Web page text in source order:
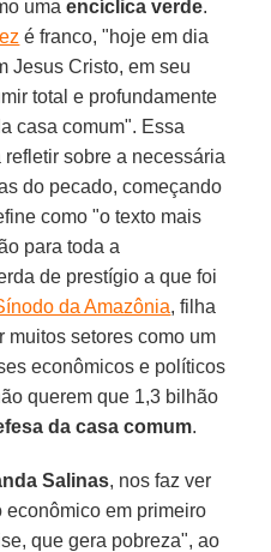
umaencíclica verde.
é franco, "hoje em dia
Jesus Cristo, em seu
total e profundamente
casa comum". Essa
sobre a necessária
do pecado, começando
como "o texto mais
para toda a
de prestígio a que foi
da Amazônia, filha
muitos setores como um
econômicos e políticos
querem que 1,3 bilhão
da casa comum.
Salinas, nos faz ver
em primeiro
que gera pobreza", ao